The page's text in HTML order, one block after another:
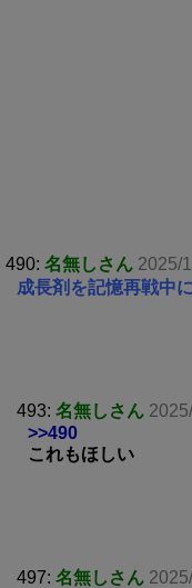
490: 名無しさん 2025/
成長剤を記憶再戦中
493: 名無しさん
>>490
これもほしい
497: 名無しさん